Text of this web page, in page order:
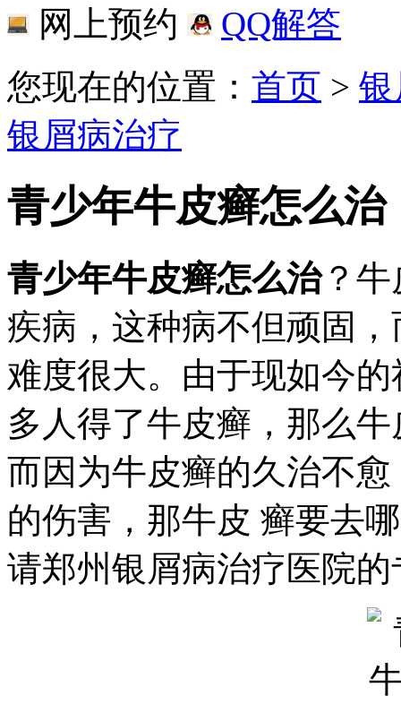
网上预约
QQ解答
您现在的位置： 首页 >
银屑病治疗
青少年牛皮癣怎么治
青少年牛皮癣怎么治？牛
疾病，这种病不但顽固
难度很大。由于现如今
多人得了牛皮癣，那么
而因为牛皮癣的久治不
的伤害，那牛皮 癣要去
请郑州银屑病治疗医院